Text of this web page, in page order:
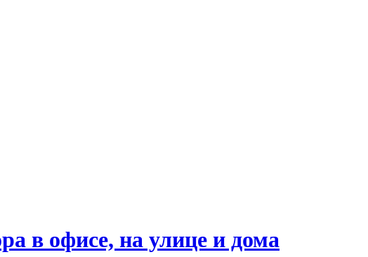
в офисе, на улице и дома